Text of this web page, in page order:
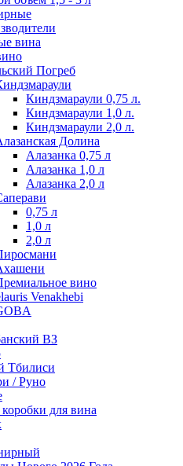
вина
Погреб
Киндзмараули 0,75 л.
Киндзмараули 1,0 л.
Киндзмараули 2,0 л.
Долина
Алазанка 0,75 л
Алазанка 1,0 л
Алазанка 2,0 л
0,75 л
1,0 л
2,0 л
вино
Venakhebi
ВЗ
Тбилиси
/ Руно
для вина